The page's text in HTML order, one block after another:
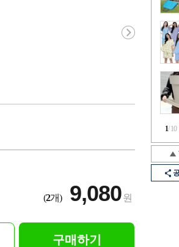
1/10
(2개) 9,080원
구매하기